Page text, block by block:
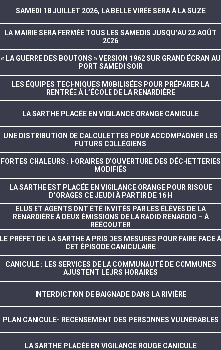
SAMEDI 18 JUILLET 2026, LA BELLE VIRÉE SERA À LA SUZE
LA MAIRIE SERA FERMÉE TOUS LES SAMEDIS JUSQU’AU 22 AOÛT
2026
« LA GUERRE DES BOUTONS » VERSION 1962 SUR GRAND ÉCRAN AU
PORT SAMEDI SOIR
LES ÉQUIPES TECHNIQUES MOBILISÉES POUR PRÉPARER LA
RENTRÉE À L’ÉCOLE DE LA RENARDIÈRE
LA SARTHE PLACÉE EN VIGILANCE ORANGE CANICULE
UNE DISTRIBUTION DE CALCULETTES POUR ACCOMPAGNER LES
FUTURS COLLÉGIENS
FORTES CHALEURS : HORAIRES D’OUVERTURE DES DÉCHETTERIES
MODIFIÉS
LA SARTHE EST PLACÉE EN VIGILANCE ORANGE POUR RISQUE
D’ORAGES CE JEUDI À PARTIR DE 16 H
ELUS ET AGENTS ONT ÉTÉ INVITÉS PAR LES ÉLÈVES DE LA
RENARDIÈRE À DEUX ÉMISSIONS DE LA RADIO RENARDIO – À
RÉÉCOUTER
LE PRÉFET DE LA SARTHE A PRIS DES MESURES POUR FAIRE FACE À
CET ÉPISODE CANICULAIRE
CANICULE : LES SERVICES DE LA COMMUNAUTÉ DE COMMUNES
AJUSTENT LEURS HORAIRES
INTERDICTION DE BAIGNADE DANS LA RIVIÈRE
PLAN CANICULE- RECENSEMENT DES PERSONNES VULNÉRABLES
LA SARTHE PLACÉE EN VIGILANCE ROUGE CANICULE